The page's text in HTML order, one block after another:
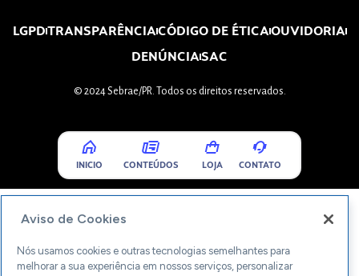
LGPDTRANSPARÊNCIACÓDIGO DE ÉTICAOUVIDORIA
DENÚNCIASAC
© 2024 Sebrae/PR. Todos os direitos reservados.
INICIO CONTEÚDOS LOJA CONTATO
Aviso de Cookies
Nós usamos cookies e outras tecnologias semelhantes para
melhorar a sua experiência em nossos serviços, personalizar